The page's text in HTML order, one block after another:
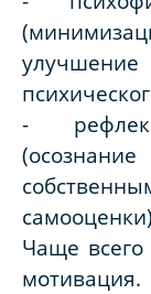
-
Чаще всего